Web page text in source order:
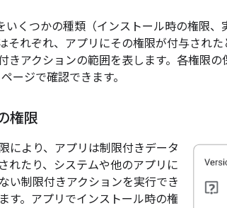
いくつかの種類（インストール時の権限
それぞれ、アプリにその権限が付与され
きアクションの範囲を表します。各権限の
ページで確認できます。
権限
により、アプリは制限付きデータ
れたり、システムや他のアプリに
い制限付きアクションを実行でき
す。アプリでインストール時の権